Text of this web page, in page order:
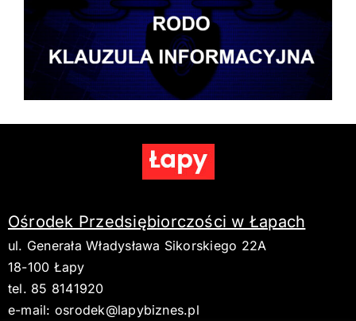
Ośrodek Przedsiębiorczości w Łapach
ul. Generała Władysława Sikorskiego 22A
18-100 Łapy
tel. 85 8141920
e-mail: osrodek@lapybiznes.pl